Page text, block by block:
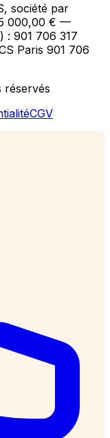
société par
000,00 € —
: 901 706 317
Paris 901 706
CGV